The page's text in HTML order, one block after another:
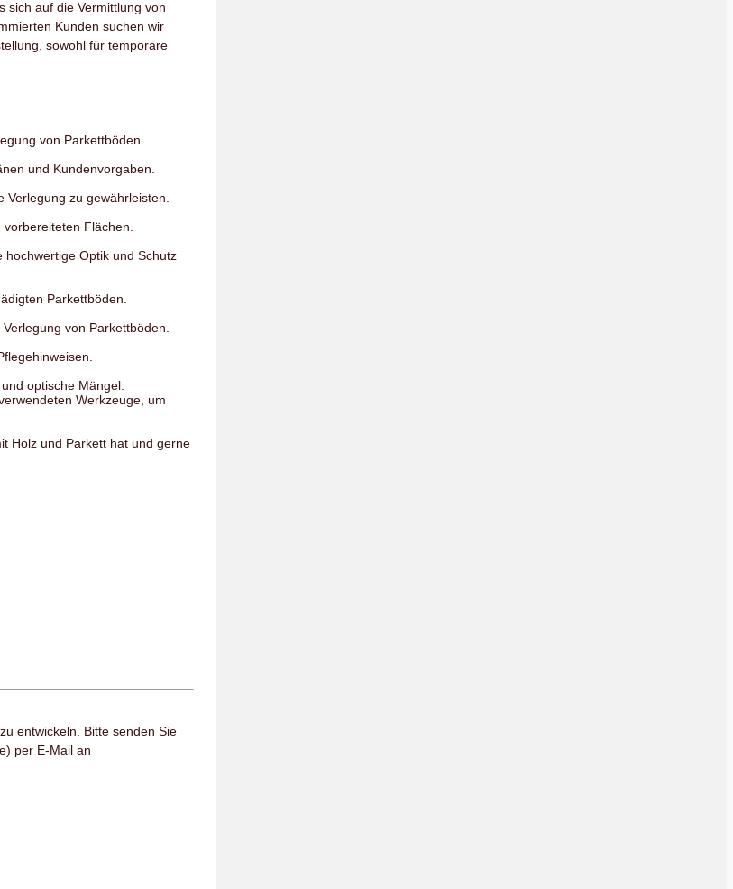
sich auf die Vermittlung von
Kunden suchen wir
sowohl für temporäre
von Parkettböden.
und Kundenvorgaben.
Verlegung zu gewährleisten.
Flächen.
Optik und Schutz
Parkettböden.
von Parkettböden.
optische Mängel.
Werkzeuge, um
Holz und Parkett hat und gerne
entwickeln. Bitte senden Sie
per E-Mail an